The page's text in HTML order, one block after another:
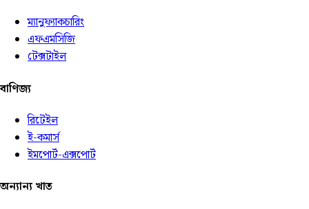
ম্যানুফ্যাকচারিং
এফএমসিজি
টেক্সটাইল
বাণিজ্য
রিটেইল
ই-কমার্স
ইমপোর্ট-এক্সপোর্ট
অন্যান্য খাত